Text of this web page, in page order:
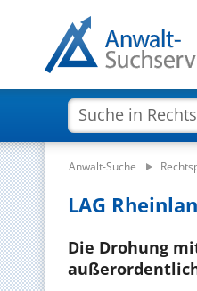
Anwalt-Suche
LAG
Die Drohung